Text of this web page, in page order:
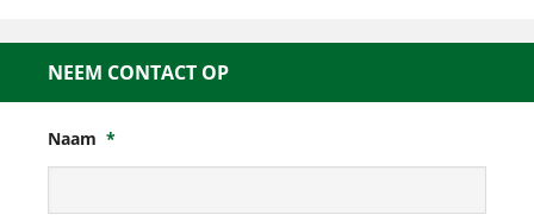
NEEM CONTACT OP
Naam *